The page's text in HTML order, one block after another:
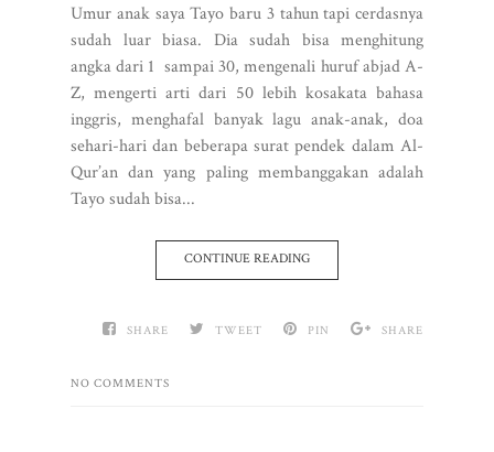
Umur anak saya Tayo baru 3 tahun tapi cerdasnya
sudah luar biasa. Dia sudah bisa menghitung
angka dari 1 sampai 30, mengenali huruf abjad A-
Z, mengerti arti dari 50 lebih kosakata bahasa
inggris, menghafal banyak lagu anak-anak, doa
sehari-hari dan beberapa surat pendek dalam Al-
Qur’an dan yang paling membanggakan adalah
Tayo sudah bisa...
CONTINUE READING
SHARE TWEET PIN SHARE
NO COMMENTS